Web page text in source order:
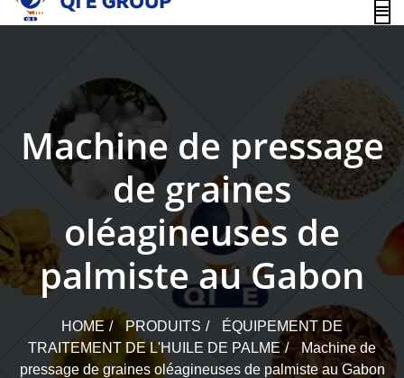
content
Machine de pressage
de graines
oléagineuses de
palmiste au Gabon
HOME PRODUITS
ÉQUIPEMENT DE
TRAITEMENT DE L'HUILE DE PALME
Machine de
pressage de graines oléagineuses de palmiste au Gabon